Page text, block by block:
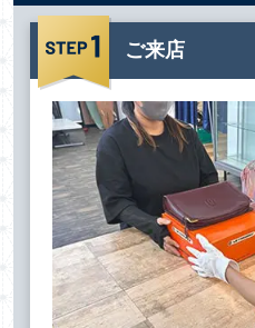
ご来店